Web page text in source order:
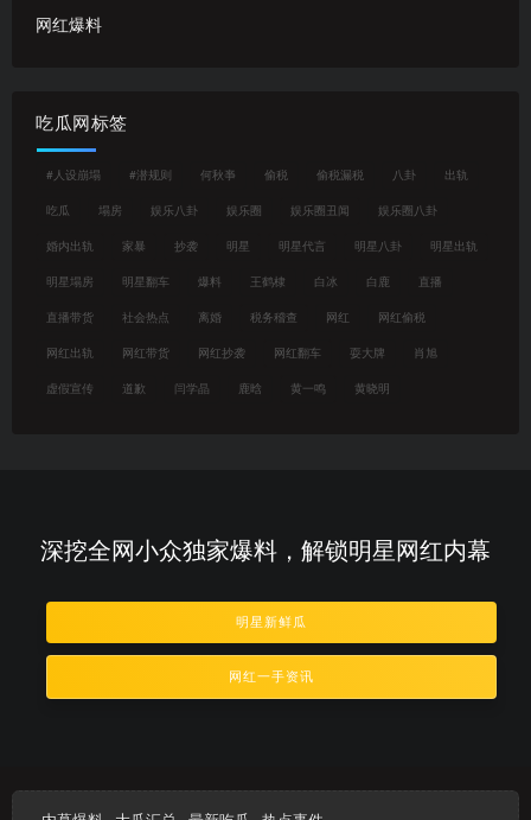
网红爆料
吃瓜网标签
#人设崩塌 #潜规则 何秋亊 偷税 偷税漏税 八卦 出轨
吃瓜 塌房 娱乐八卦 娱乐圈 娱乐圈丑闻 娱乐圈八卦
婚内出轨 家暴 抄袭 明星 明星代言 明星八卦 明星出轨
明星塌房 明星翻车 爆料 王鹤棣 白冰 白鹿 直播
直播带货 社会热点 离婚 税务稽查 网红 网红偷税
网红出轨 网红带货 网红抄袭 网红翻车 耍大牌 肖旭
虚假宣传 道歉 闫学晶 鹿晗 黄一鸣 黄晓明
深挖全网小众独家爆料，解锁明星网红内幕
明星新鲜瓜
网红一手资讯